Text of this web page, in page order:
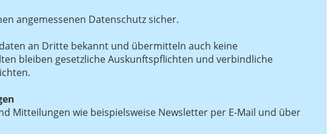
angemessenen Datenschutz sicher.
an Dritte bekannt und übermitteln auch keine
bleiben gesetzliche Auskunftspflichten und verbindliche
Mitteilungen wie beispielsweise Newsletter per E-Mail und über